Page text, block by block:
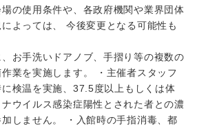
の使用条件や、各政府機関や業界団体
よっては、 今後変更となる可能性も
、お手洗いドアノブ、手摺り等の複数の
業を実施します。 ・主催者スタッフ
検温を実施、37.5度以上もしくは体
ウイルス感染症陽性とされた者との濃
しません。 ・入館時の手指消毒、都